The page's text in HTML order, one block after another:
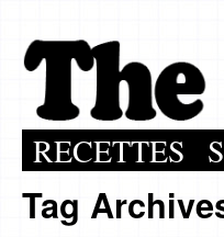
RECETTES
Tag